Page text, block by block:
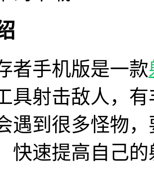
者手机版是一款
具射击敌人，
遇到很多怪物
快速提高自己